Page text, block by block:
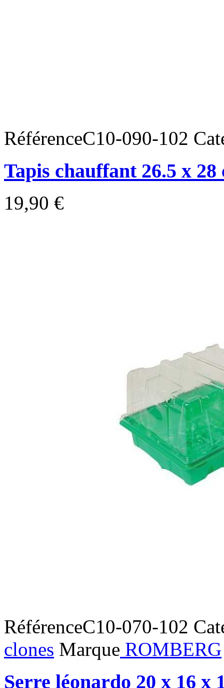
RéférenceC10-090-102
Tapis chauffant 26.5 x 28
19,90 €
RéférenceC10-070-102
clones Marque ROMBERG
Serre léonardo 20 x 16 x